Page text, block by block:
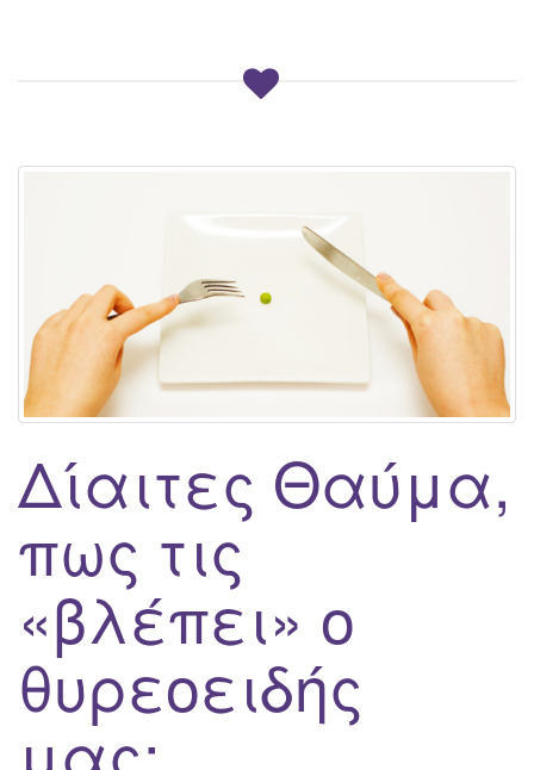
Δίαιτες Θαύμα,
πως τις
«βλέπει» ο
θυρεοειδής